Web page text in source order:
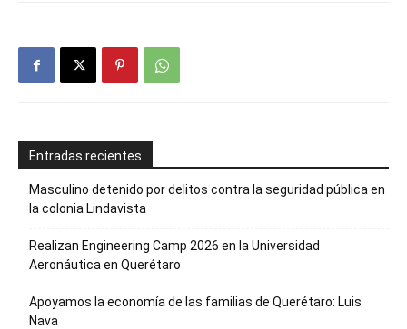
Entradas recientes
Masculino detenido por delitos contra la seguridad pública en
la colonia Lindavista
Realizan Engineering Camp 2026 en la Universidad
Aeronáutica en Querétaro
Apoyamos la economía de las familias de Querétaro: Luis
Nava